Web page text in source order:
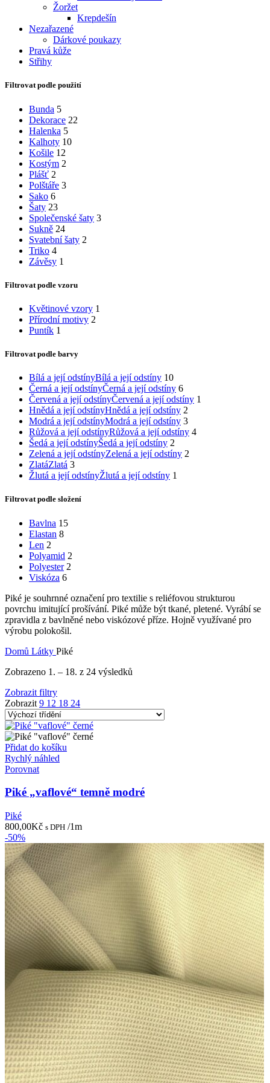
Žoržet
Krepdešín
Nezařazené
Dárkové poukazy
Pravá kůže
Střihy
Filtrovat podle použití
Bunda 5
Dekorace 22
Halenka 5
Kalhoty 10
Košile 12
Kostým 2
Plášť 2
Polštáře 3
Sako 6
Šaty 23
Společenské šaty 3
Sukně 24
Svatební šaty 2
Triko 4
Závěsy 1
Filtrovat podle vzoru
Květinové vzory 1
Přírodní motivy 2
Puntík 1
Filtrovat podle barvy
Bílá a její odstínyBílá a její odstíny 10
Černá a její odstínyČerná a její odstíny 6
Červená a její odstínyČervená a její odstíny 1
Hnědá a její odstínyHnědá a její odstíny 2
Modrá a její odstínyModrá a její odstíny 3
Růžová a její odstínyRůžová a její odstíny 4
Šedá a její odstínyŠedá a její odstíny 2
Zelená a její odstínyZelená a její odstíny 2
ZlatáZlatá 3
Žlutá a její odstínyŽlutá a její odstíny 1
Filtrovat podle složení
Bavlna 15
Elastan 8
Len 2
Polyamid 2
Polyester 2
Viskóza 6
Piké je souhrnné označení pro textilie s reliéfovou strukturou
povrchu imitující prošívání. Piké může být tkané, pletené. Vyrábí se
zpravidla z bavlněné nebo viskózové příze. Hojně využívané pro
výrobu polokošil.
Domů Látky Piké
Zobrazeno 1. – 18. z 24 výsledků
Zobrazit filtry
Zobrazit 9 12 18 24
Přidat do košíku
Rychlý náhled
Porovnat
Piké „vaflové“ temně modré
Piké
800,00Kč s DPH /1m
-50%